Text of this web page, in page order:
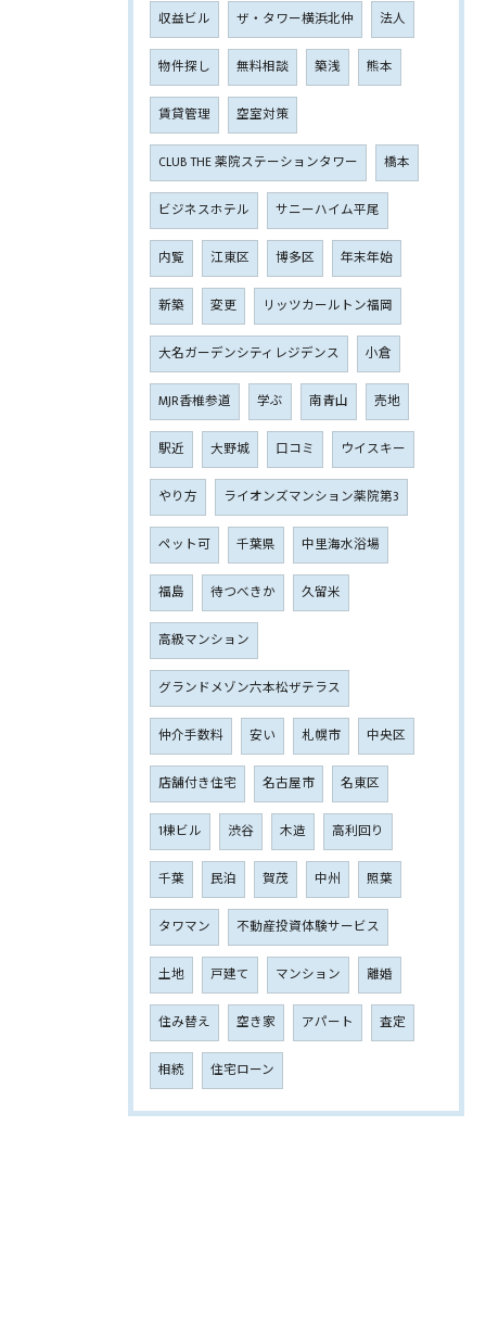
収益ビル ザ・タワー横浜北仲 法人
物件探し 無料相談 築浅 熊本
賃貸管理 空室対策
CLUB THE 薬院ステーションタワー 橋本
ビジネスホテル サニーハイム平尾
内覧 江東区 博多区 年末年始
新築 変更 リッツカールトン福岡
大名ガーデンシティレジデンス 小倉
MJR香椎参道 学ぶ 南青山 売地
駅近 大野城 口コミ ウイスキー
やり方 ライオンズマンション薬院第3
ペット可 千葉県 中里海水浴場
福島 待つべきか 久留米
高級マンション
グランドメゾン六本松ザテラス
仲介手数料 安い 札幌市 中央区
店舗付き住宅 名古屋市 名東区
1棟ビル 渋谷 木造 高利回り
千葉 民泊 賀茂 中州 照葉
タワマン 不動産投資体験サービス
土地 戸建て マンション 離婚
住み替え 空き家 アパート 査定
相続 住宅ローン